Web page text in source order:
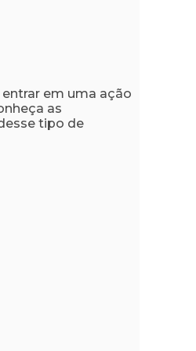
entrar em uma ação
as
tipo de